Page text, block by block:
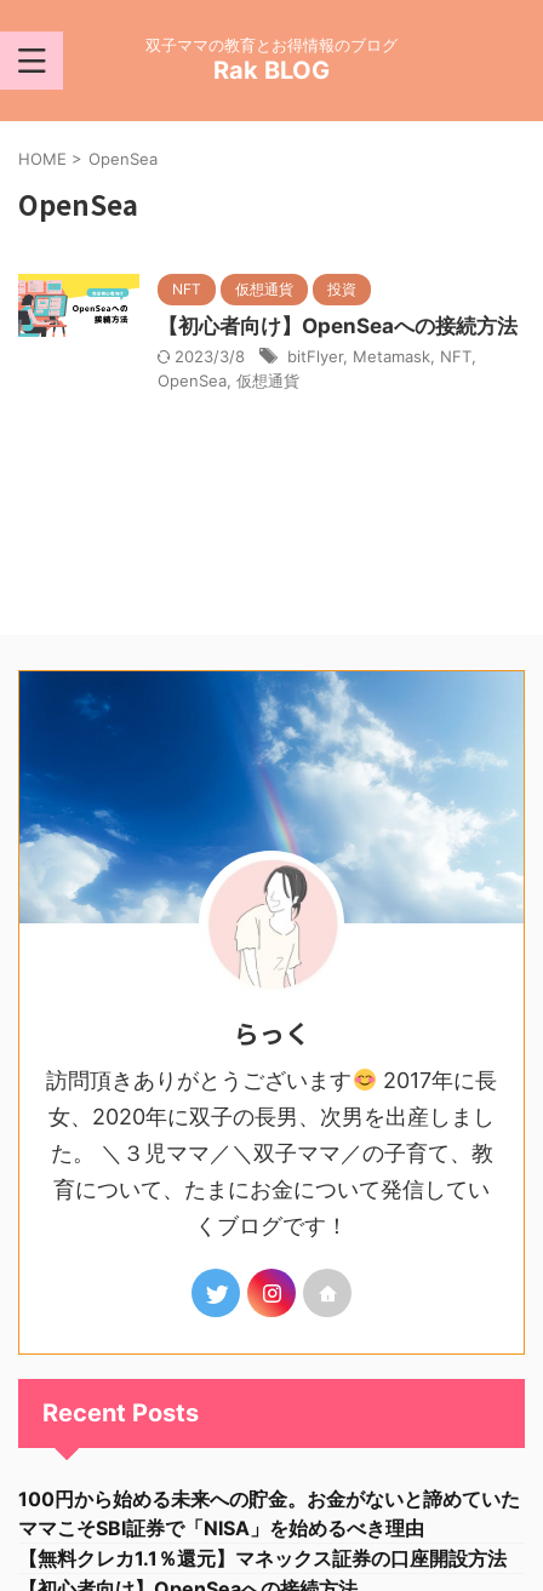
双子ママの教育とお得情報のブログ
Rak BLOG
HOME > OpenSea
OpenSea
NFT 仮想通貨 投資
【初心者向け】OpenSeaへの接続方法
2023/3/8 bitFlyer, Metamask NFT
OpenSea 仮想通貨
らっく
訪問頂きありがとうございます
2017年に長
女、2020年に双子の長男、次男を出産しまし
た。 ＼３児ママ／＼双子ママ／の子育て、教
育について、たまにお金について発信してい
くブログです！
Recent Posts
100円から始める未来への貯金。お金がないと諦めていた
ママこそSBI証券で「NISA」を始めるべき理由
【無料クレカ1.1％還元】マネックス証券の口座開設方法